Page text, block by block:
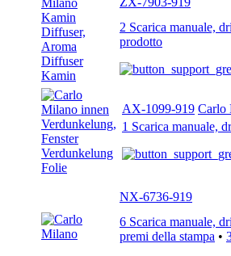
2 Scarica manuale,
prodotto
AX-1099-919 Carlo
1 Scarica manuale,
NX-6736-919
6 Scarica manuale,
premi della stampa •